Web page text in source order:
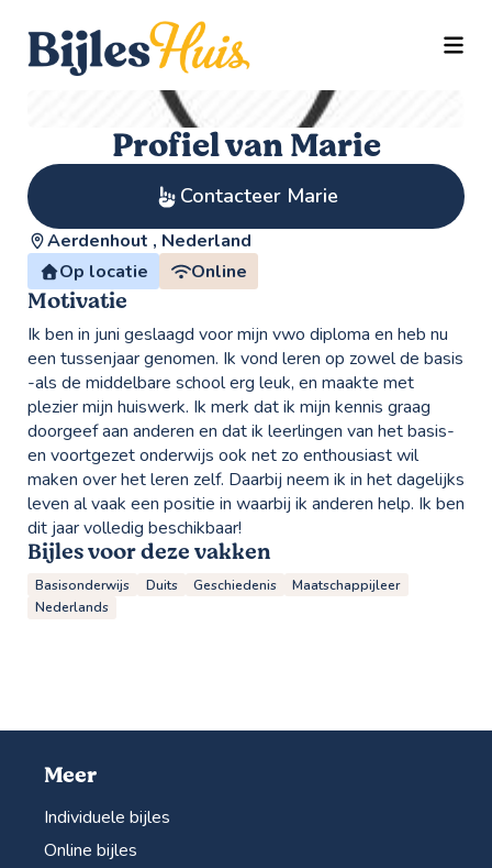
Profiel van Marie
Contacteer Marie
Aerdenhout , Nederland
Op locatie
Online
Motivatie
Ik ben in juni geslaagd voor mijn vwo diploma en heb nu
een tussenjaar genomen. Ik vond leren op zowel de basis
-als de middelbare school erg leuk, en maakte met
plezier mijn huiswerk. Ik merk dat ik mijn kennis graag
doorgeef aan anderen en dat ik leerlingen van het basis-
en voortgezet onderwijs ook net zo enthousiast wil
maken over het leren zelf. Daarbij neem ik in het dagelijks
leven al vaak een positie in waarbij ik anderen help. Ik ben
dit jaar volledig beschikbaar!
Bijles voor deze vakken
Basisonderwijs Duits Geschiedenis
Maatschappijleer
Nederlands
Meer
Individuele bijles
Online bijles